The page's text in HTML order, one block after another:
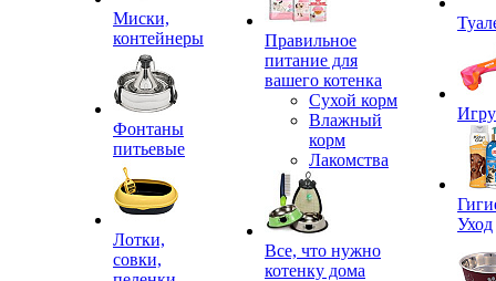
Миски,
контейнеры
Фонтаны
питьевые
Лотки,
совки,
Правильное
питание для
вашего котенка
Сухой корм
Влажный
корм
Лакомства
Все, что нужно
котенку дома
Уход